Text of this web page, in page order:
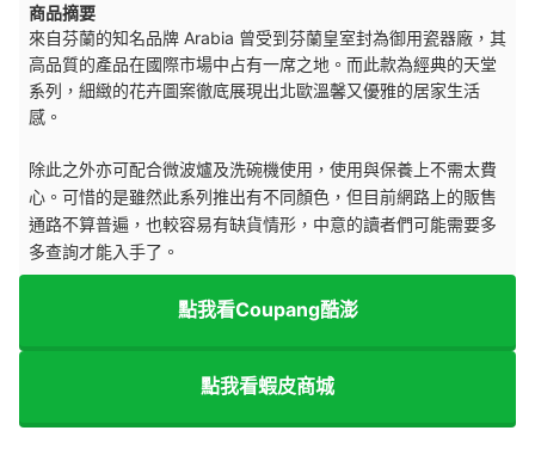
商品摘要
來自芬蘭的知名品牌 Arabia 曾受到芬蘭皇室封為御用瓷器廠，其
高品質的產品在國際市場中占有一席之地。而此款為經典的天堂
系列，細緻的花卉圖案徹底展現出北歐溫馨又優雅的居家生活
感。
除此之外亦可配合微波爐及洗碗機使用，使用與保養上不需太費
心。可惜的是雖然此系列推出有不同顏色，但目前網路上的販售
通路不算普遍，也較容易有缺貨情形，中意的讀者們可能需要多
多查詢才能入手了。
點我看Coupang酷澎
點我看蝦皮商城